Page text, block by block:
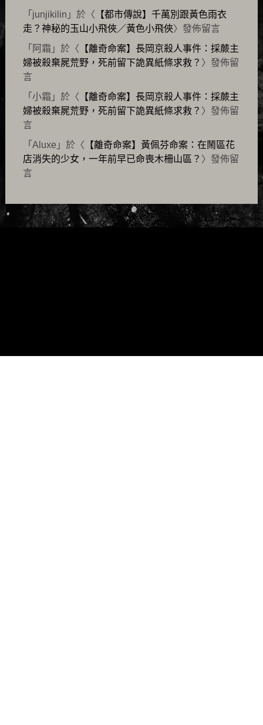
「 junjikilin 」於〈 【都市傳說】千萬別跟黃色雨衣
走？神秘的玉山小飛俠／黃色小飛俠〉發佈留言
「 阿霜 」於〈 【離奇命案】長岡京殺人事件：採蕨主
婦被殺棄屍荒野，死前留下詭異紙條求救？ 〉發佈留
言
「 小霜 」於〈 【離奇命案】長岡京殺人事件：採蕨主
婦被殺棄屍荒野，死前留下詭異紙條求救？ 〉發佈留
言
「 Aluxe 」於〈 【離奇命案】黃佩芬命案：在鬧區花
店消失的少女，一年前早已命喪木柵山區？ 〉發佈留
言